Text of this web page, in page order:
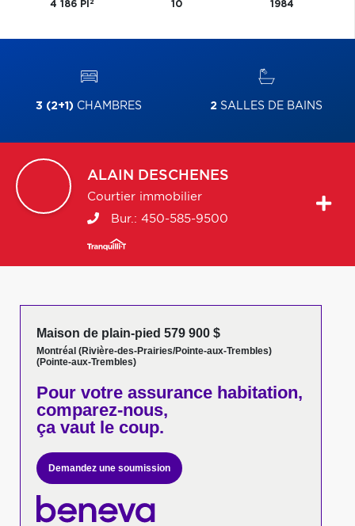
4 186 PI 2
10
1984
3 (2+1) CHAMBRES 2 SALLES DE BAINS
ALAIN DESCHENES
Courtier immobilier
Bur.: 450-585-9500
Maison de plain-pied 579 900 $
Montréal (Rivière-des-Prairies/Pointe-aux-Trembles)
(Pointe-aux-Trembles)
Pour votre assurance habitation,
comparez-nous,
ça vaut le coup.
Demandez une soumission